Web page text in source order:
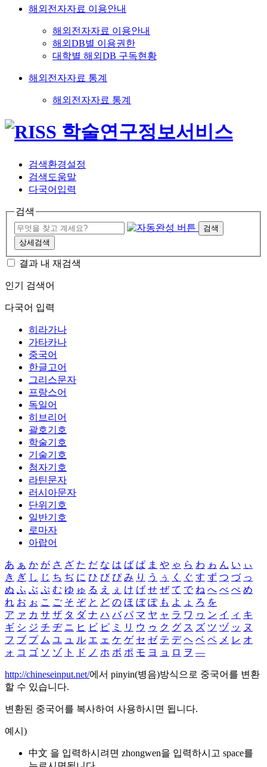
해외전자자료 이용안내
해외전자자료 이용안내
해외DB별 이용권한
대학별 해외DB 구독현황
해외전자자료 통계
해외전자자료 통계
검색환경설정
검색도움말
다국어입력
검색
검색
상세검색
결과 내 재검색
인기 검색어
다국어 입력
히라가나
가타카나
중국어
한글고어
그리스문자
프랑스어
독일어
히브리어
괄호기호
학술기호
기술기호
첨자기호
라틴문자
러시아문자
단위기호
일반기호
로마자
아랍어
あ ぁ か が さ ざ た だ な は ば ぱ ま や ゃ ら わ ゎ ん い ぃ
き ぎ し じ ち ぢ に ひ び ぴ み り う ぅ く ぐ す ず つ づ っ
ぬ ふ ぶ ぷ む ゆ ゅ る え ぇ け げ せ ぜ て で ね へ べ ぺ め
れ お ぉ こ ご そ ぞ と ど の ほ ぼ ぽ も よ ょ ろ を
ア ァ カ サ ザ タ ダ ナ ハ バ パ マ ヤ ャ ラ ワ ヮ ン イ ィ キ
ギ シ ジ チ ヂ ニ ヒ ビ ピ ミ リ ウ ゥ ク グ ス ズ ツ ヅ ッ ヌ
フ ブ プ ム ユ ュ ル エ ェ ケ ゲ セ ゼ テ デ ヘ ベ ペ メ レ オ
ォ コ ゴ ソ ゾ ト ド ノ ホ ボ ポ モ ヨ ョ ロ ヲ ―
http://chineseinput.net/에서 pinyin(병음)방식으로 중국어를 변환
할 수 있습니다.
변환된 중국어를 복사하여 사용하시면 됩니다.
예시)
中文 을 입력하시려면 zhongwen을 입력하시고 space를